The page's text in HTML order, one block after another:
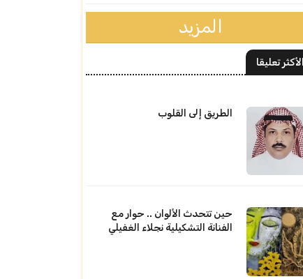
المزيد
الأكثر تعليقا
الطريق إلى القلوب
حين تتحدث الألوان .. حوار مع
الفنانة التشكيلية نجلاء الغفيلي